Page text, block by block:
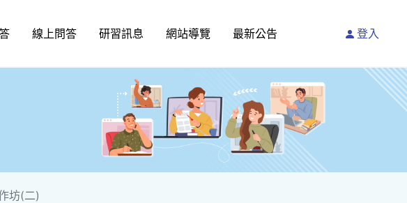
線上問答 研習訊息 網站導覽 最新公告 登入
坊(二)